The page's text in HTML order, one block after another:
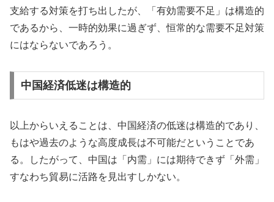
支給する対策を打ち出したが、「有効需要不足」は構造的
であるから、一時的効果に過ぎず、恒常的な需要不足対策
にはならないであろう。
中国経済低迷は構造的
以上からいえることは、中国経済の低迷は構造的であり、
もはや過去のような高度成長は不可能だということであ
る。したがって、中国は「内需」には期待できず「外需」
すなわち貿易に活路を見出すしかない。